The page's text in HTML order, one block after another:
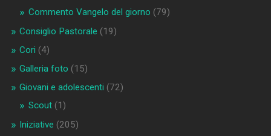
Commento Vangelo del giorno (79)
Consiglio Pastorale (19)
Cori (4)
Galleria foto (15)
Giovani e adolescenti (72)
Scout(1)
Iniziative (205)